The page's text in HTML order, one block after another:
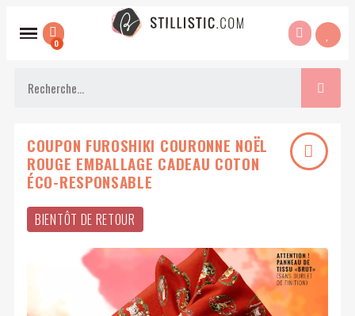
COUPON FUROSHIKI COURONNE NOËL
ROUGE EMBALLAGE CADEAU COTON
ÉCO-RESPONSABLE
BIENTÔT DE RETOUR